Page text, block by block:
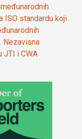
ISO standardu koji
Nezavisna
JTI i CWA